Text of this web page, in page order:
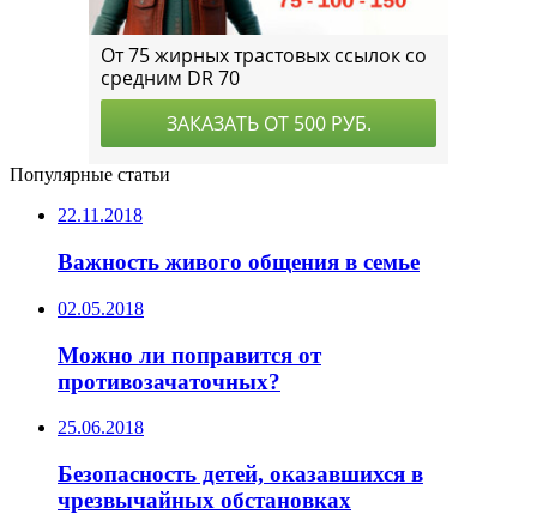
Популярные статьи
22.11.2018
Важность живого общения в семье
02.05.2018
Можно ли поправится от
противозачаточных?
25.06.2018
Безопасность детей, оказавшихся в
чрезвычайных обстановках